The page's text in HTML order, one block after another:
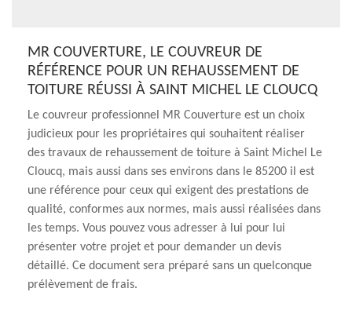
MR COUVERTURE, LE COUVREUR DE
RÉFÉRENCE POUR UN REHAUSSEMENT DE
TOITURE RÉUSSI À SAINT MICHEL LE CLOUCQ
Le couvreur professionnel MR Couverture est un choix
judicieux pour les propriétaires qui souhaitent réaliser
des travaux de rehaussement de toiture à Saint Michel Le
Cloucq, mais aussi dans ses environs dans le 85200 il est
une référence pour ceux qui exigent des prestations de
qualité, conformes aux normes, mais aussi réalisées dans
les temps. Vous pouvez vous adresser à lui pour lui
présenter votre projet et pour demander un devis
détaillé. Ce document sera préparé sans un quelconque
prélèvement de frais.